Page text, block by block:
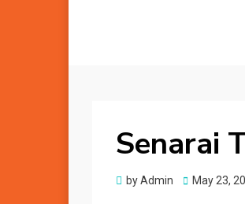
Senarai
byAdmin
Posted
May 23,